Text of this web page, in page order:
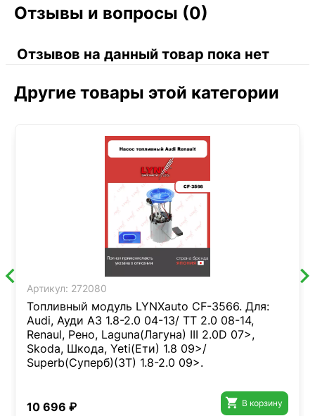
Отзывы и вопросы (0)
Отзывов на данный товар пока нет
Другие товары этой категории
Артикул: 272080
Топливный модуль LYNXauto CF-3566. Для:
Audi, Ауди A3 1.8-2.0 04-13/ TT 2.0 08-14,
Renaul, Рено, Laguna(Лагуна) III 2.0D 07>,
Skoda, Шкода, Yeti(Ети) 1.8 09>/
Superb(Суперб)(3T) 1.8-2.0 09>.
10 696 ₽  В корзину